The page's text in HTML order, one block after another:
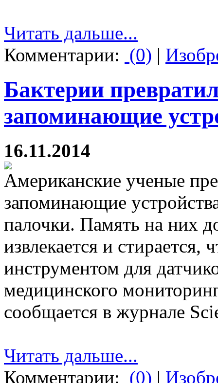
Читать дальше...
Комментарии: (0) |
Бактерии
запоминающие
16.11.2014
Американские ученые
запоминающие
палочки. Память на них
извлекается и стирается,
инструментом для
медицинского
сообщается в журнале
Читать дальше...
Комментарии: (0) |